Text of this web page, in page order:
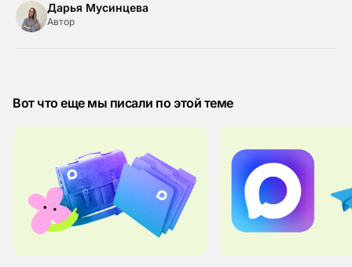
Дарья Мусинцева
Автор
Вот что еще мы писали по этой теме